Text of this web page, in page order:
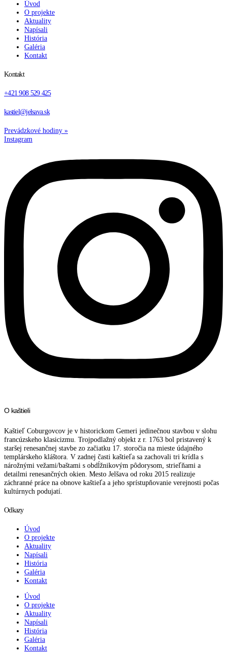
Úvod
O projekte
Aktuality
Napísali
História
Galéria
Kontakt
Kontakt
+421 908 529 425
kastiel@jelsava.sk
Prevádzkové hodiny »
Instagram
O kaštieli
Kaštieľ Coburgovcov je v historickom Gemeri jedinečnou stavbou v slohu
francúzskeho klasicizmu. Trojpodlažný objekt z r. 1763 bol pristavený k
staršej renesančnej stavbe zo začiatku 17. storočia na mieste údajného
templárskeho kláštora. V zadnej časti kaštieľa sa zachovali tri krídla s
nárožnými vežami/baštami s obdĺžnikovým pôdorysom, strieľňami a
detailmi renesančných okien. Mesto Jelšava od roku 2015 realizuje
záchranné práce na obnove kaštieľa a jeho sprístupňovanie verejnosti počas
kultúrnych podujatí.
Odkazy
Úvod
O projekte
Aktuality
Napísali
História
Galéria
Kontakt
Úvod
O projekte
Aktuality
Napísali
História
Galéria
Kontakt